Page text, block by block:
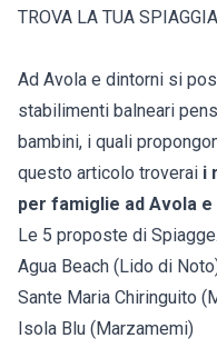
TROVA LA TUA
Ad Avola e dintorni si
stabilimenti balneari
bambini, i quali
questo articolo troverai i
per famiglie ad Avola e
Le 5 proposte di
Agua Beach (Lido di
Sante Maria Chiringuito
Isola Blu (Marzamemi)